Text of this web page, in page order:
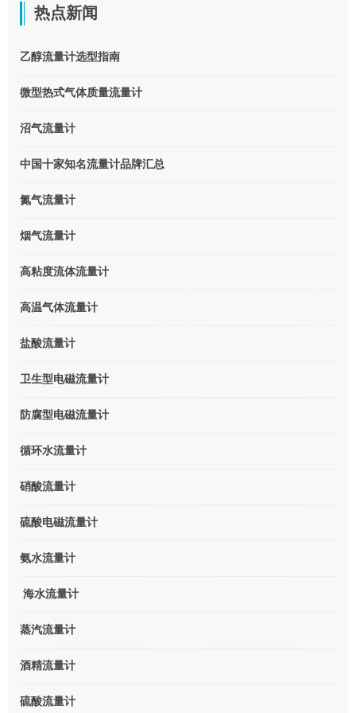
热点新闻
乙醇流量计选型指南
微型热式气体质量流量计
沼气流量计
中国十家知名流量计品牌汇总
氮气流量计
烟气流量计
高粘度流体流量计
高温气体流量计
盐酸流量计
卫生型电磁流量计
防腐型电磁流量计
循环水流量计
硝酸流量计
硫酸电磁流量计
氨水流量计
海水流量计
蒸汽流量计
酒精流量计
硫酸流量计